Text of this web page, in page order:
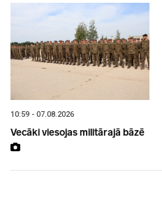
10:59 - 07.08.2026
Vecāki viesojas militārajā bāzē